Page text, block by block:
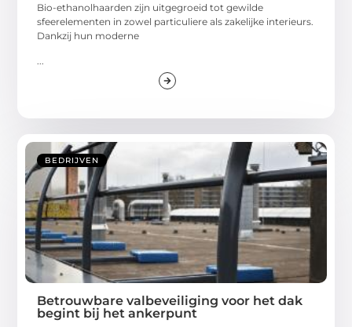
Bio-ethanolhaarden zijn uitgegroeid tot gewilde
sfeerelementen in zowel particuliere als zakelijke interieurs.
Dankzij hun moderne
...
BEDRIJVEN
Betrouwbare valbeveiliging voor het dak
begint bij het ankerpunt